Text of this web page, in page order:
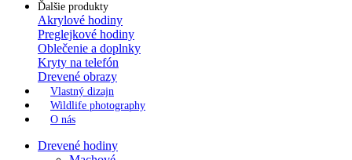
Ďalšie produkty
Akrylové hodiny
Preglejkové hodiny
Oblečenie a doplnky
Kryty na telefón
Drevené obrazy
Vlastný dizajn
Wildlife photography
O nás
Drevené hodiny